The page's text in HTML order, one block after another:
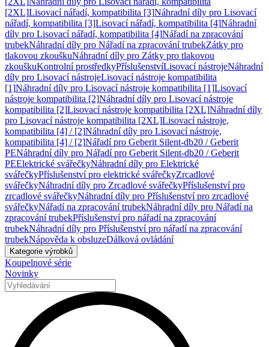
[2XL]Lisovací nářadí, kompatibilita [3]Náhradní díly pro Lisovací
nářadí, kompatibilita [3]Lisovací nářadí, kompatibilita [4]Náhradní
díly pro Lisovací nářadí, kompatibilita [4]Nářadí na zpracování
trubekNáhradní díly pro Nářadí na zpracování trubekZátky pro
tlakovou zkouškuNáhradní díly pro Zátky pro tlakovou
zkouškuKontrolní prostředkyPříslušenstvíLisovací nástrojeNáhradní
díly pro Lisovací nástrojeLisovací nástroje kompatibilita
[1]Náhradní díly pro Lisovací nástroje kompatibilita [1]Lisovací
nástroje kompatibilita [2]Náhradní díly pro Lisovací nástroje
kompatibilita [2]Lisovací nástroje kompatibilita [2XL]Náhradní díly
pro Lisovací nástroje kompatibilita [2XL]Lisovací nástroje,
kompatibilita [4] / [2]Náhradní díly pro Lisovací nástroje,
kompatibilita [4] / [2]Nářadí pro Geberit Silent-db20 / Geberit
PENáhradní díly pro Nářadí pro Geberit Silent-db20 / Geberit
PEElektrické svářečkyNáhradní díly pro Elektrické
svářečkyPříslušenství pro elektrické svářečkyZrcadlové
svářečkyNáhradní díly pro Zrcadlové svářečkyPříslušenství pro
zrcadlové svářečkyNáhradní díly pro Příslušenství pro zrcadlové
svářečkyNářadí na zpracování trubekNáhradní díly pro Nářadí na
zpracování trubekPříslušenství pro nářadí na zpracování
trubekNáhradní díly pro Příslušenství pro nářadí na zpracování
trubekNápověda k obsluzeDálková ovládání
Kategorie výrobků
Koupelnové série
Novinky